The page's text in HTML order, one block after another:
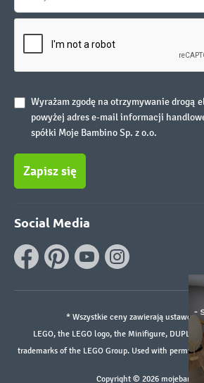
Wyrażam zgodę na otrzymywanie drogą
powyżej adres e-mail informacji
spółki Moje Bambino Sp. z o.o.
Zapisz się
Social Media
* Wszystkie ceny zawierają ustawowy
LEGO, the LEGO logo, the Minifigure, DUPLO,
trademarks of the LEGO Group. Used with
Copyright © 2026